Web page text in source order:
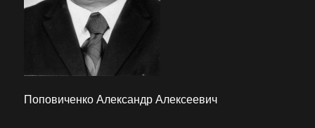
Поповиченко Александр Алексеевич